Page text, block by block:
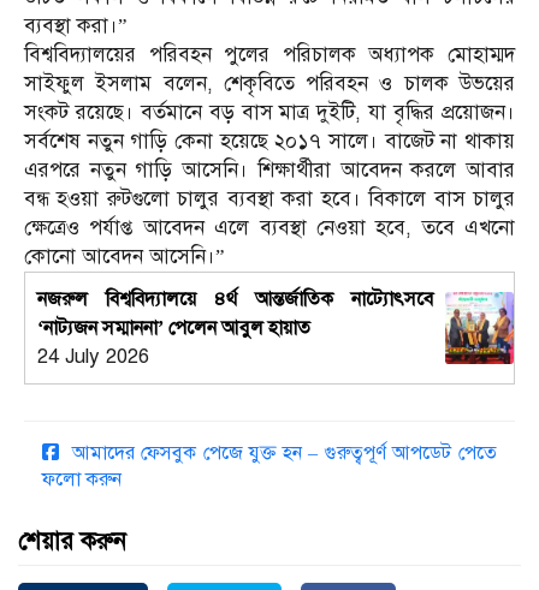
ব্যবস্থা করা।”
বিশ্ববিদ্যালয়ের পরিবহন পুলের পরিচালক অধ্যাপক মোহাম্মদ
সাইফুল ইসলাম বলেন, শেকৃবিতে পরিবহন ও চালক উভয়ের
সংকট রয়েছে। বর্তমানে বড় বাস মাত্র দুইটি, যা বৃদ্ধির প্রয়োজন।
সর্বশেষ নতুন গাড়ি কেনা হয়েছে ২০১৭ সালে। বাজেট না থাকায়
এরপরে নতুন গাড়ি আসেনি। শিক্ষার্থীরা আবেদন করলে আবার
বন্ধ হওয়া রুটগুলো চালুর ব্যবস্থা করা হবে। বিকালে বাস চালুর
ক্ষেত্রেও পর্যাপ্ত আবেদন এলে ব্যবস্থা নেওয়া হবে, তবে এখনো
কোনো আবেদন আসেনি।”
নজরুল বিশ্ববিদ্যালয়ে ৪র্থ আন্তর্জাতিক নাট্যোৎসবে
‘নাট্যজন সম্মাননা’ পেলেন আবুল হায়াত
24 July 2026
আমাদের ফেসবুক পেজে যুক্ত হন – গুরুত্বপূর্ণ আপডেট পেতে
ফলো করুন
শেয়ার করুন